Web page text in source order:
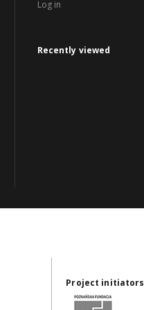
Log in
Recently viewed
Project initiators